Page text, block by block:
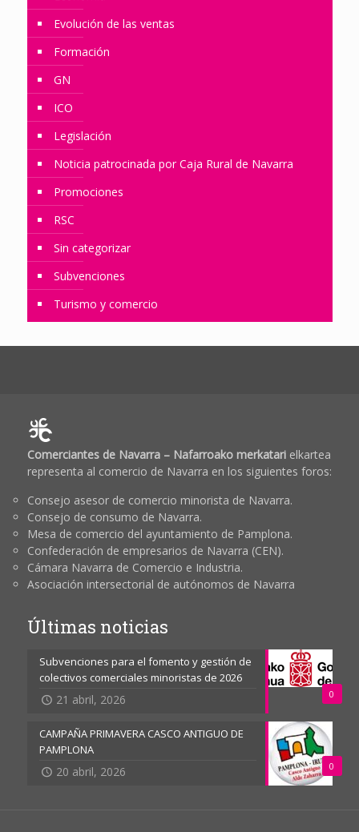
Evolución de las ventas
Formación
GN
ICO
Legislación
Noticia patrocinada por Caja Rural de Navarra
Promociones
RSC
Sin categorizar
Subvenciones
Turismo y comercio
Comerciantes de Navarra – Nafarroako merkatarielkartea
representa al comercio de Navarra en los siguientes foros:
Consejo asesor de comercio minorista de Navarra.
Consejo de consumo de Navarra.
Mesa de comercio del ayuntamiento de Pamplona.
Confederación de empresarios de Navarra (CEN).
Cámara Navarra de Comercio e Industria.
Asociación intersectorial de autónomos de Navarra
Últimas noticias
0
Subvenciones para el fomento y gestión de
colectivos comerciales minoristas de 2026
21 abril, 2026
0
CAMPAÑA PRIMAVERA CASCO ANTIGUO DE
PAMPLONA
20 abril, 2026